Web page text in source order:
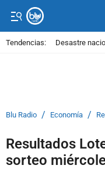
Tendencias: Desastre
Blu Radio / Economía /
Resultados
sorteo